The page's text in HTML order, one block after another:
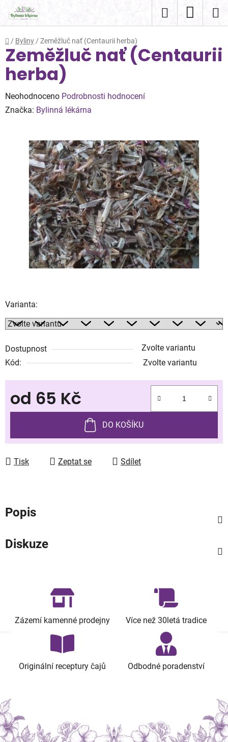
obsah
Hledat
KOŠÍK
Domů
/ Byliny / Zeměžluč nať (Centaurii herba)
Varianta:
Dostupnost
Zvolte variantu
Kód:
Zvolte variantu
od 65 Kč
Měrná cena:
DO KOŠÍKU
Tisk Zeptat se Sdílet
Zeměžluč nať (Centaurii
herba)
Průměrné
hodnocení
hvězdiček.
Neohodnoceno Podrobnosti hodnocení
Značka: Bylinná lékárna
Popis
Diskuze
Zázemí kamenné prodejny Více než 30letá tradice
Originální receptury čajů Odbodné poradenství